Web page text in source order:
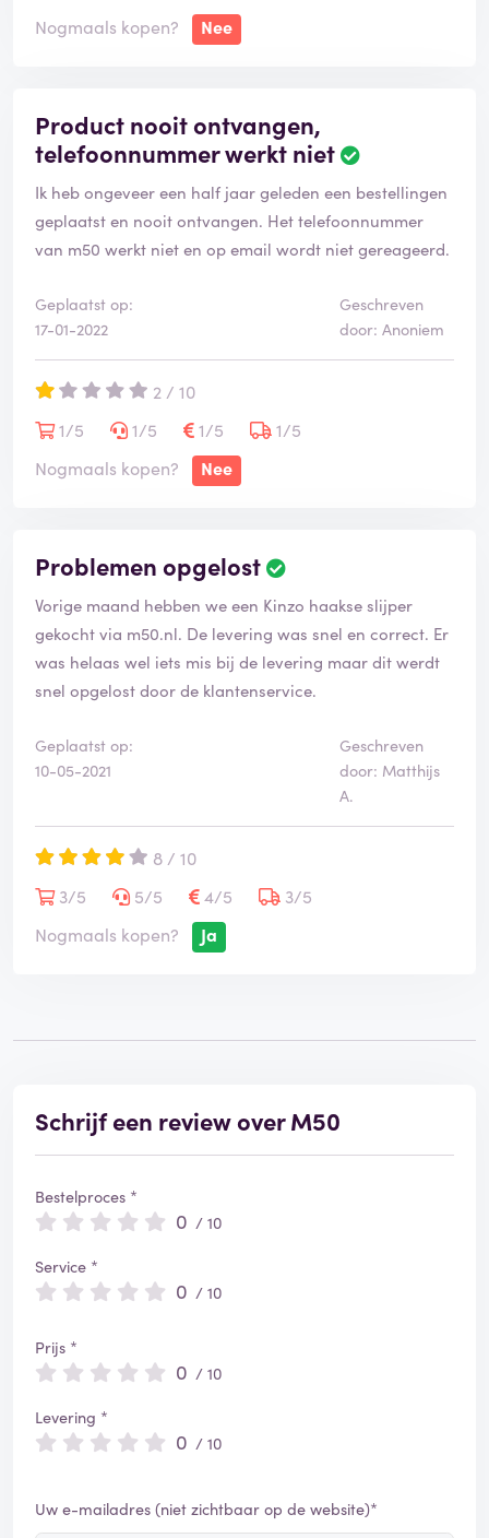
Nogmaals kopen?
Nee
Product nooit ontvangen,
telefoonnummer werkt niet
Ik heb ongeveer een half jaar geleden een bestellingen
geplaatst en nooit ontvangen. Het telefoonnummer
van m50 werkt niet en op email wordt niet gereageerd.
Geplaatst op:
17-01-2022
Geschreven
door: Anoniem
2 / 10
1/5
1/5 1/5
1/5
Nogmaals kopen?
Nee
Problemen opgelost
Vorige maand hebben we een Kinzo haakse slijper
gekocht via m50.nl. De levering was snel en correct. Er
was helaas wel iets mis bij de levering maar dit werdt
snel opgelost door de klantenservice.
Geplaatst op:
10-05-2021
Geschreven
door: Matthijs
A.
8 / 10
3/5
5/5 4/5
3/5
Nogmaals kopen?
Ja
Schrijf een review over M50
Bestelproces *
0 / 10
Service *
0 / 10
Prijs *
0 / 10
Levering *
0 / 10
Uw e-mailadres (niet zichtbaar op de website)*